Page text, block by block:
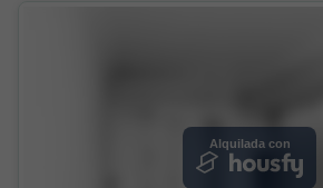
Alquilada con